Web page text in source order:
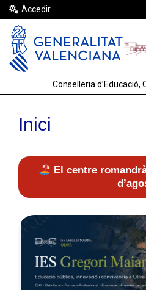
Vés
al
contingut
Accedir
Conselleria d’Educació,
Inici
El centre